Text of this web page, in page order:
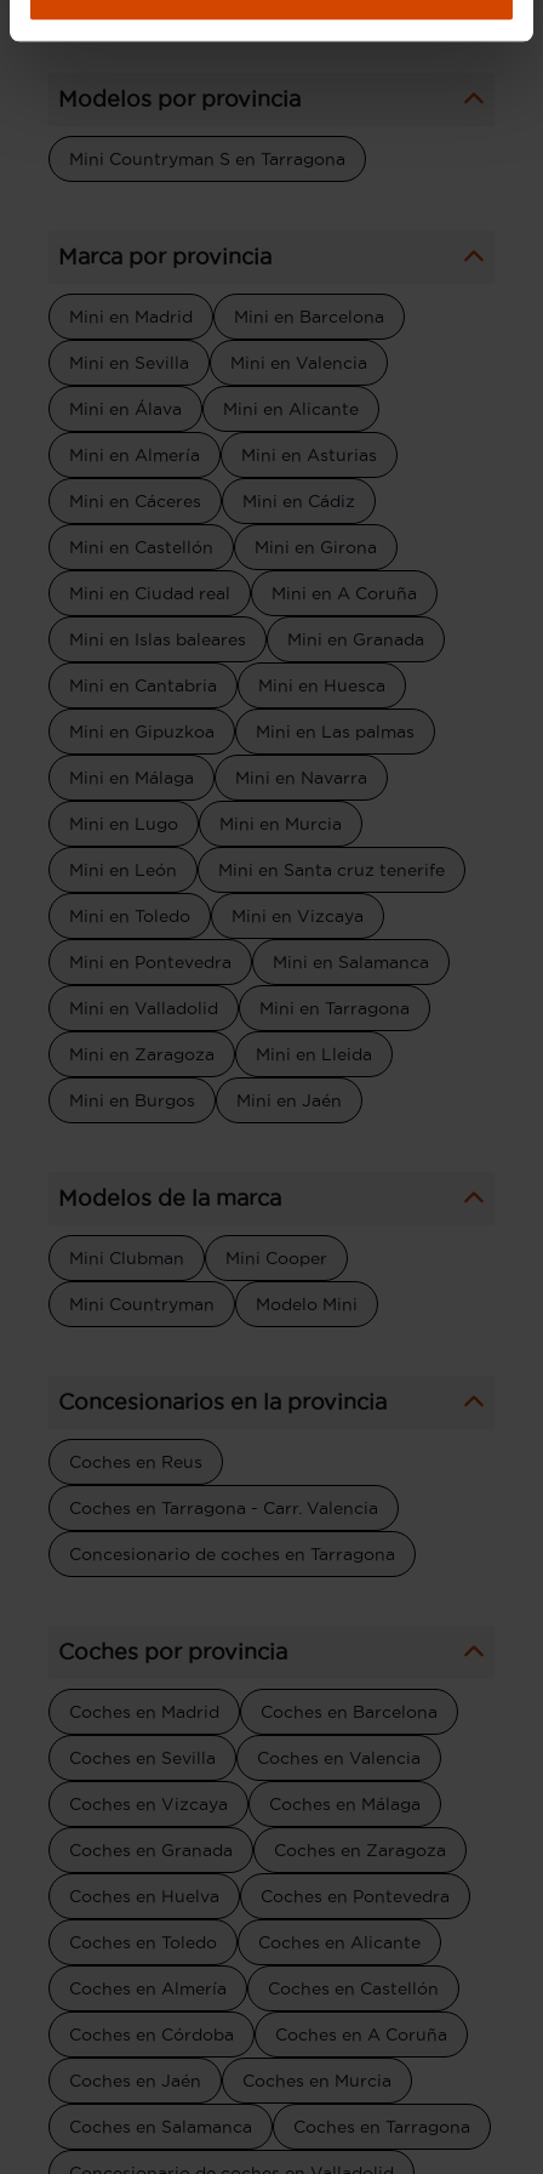
Modelos por provincia
Mini Countryman S en Tarragona
Marca por provincia
Mini en Madrid Mini en Barcelona
Mini en Sevilla Mini en Valencia
Mini en Álava Mini en Alicante
Mini en Almería Mini en Asturias
Mini en Cáceres Mini en Cádiz
Mini en Castellón Mini en Girona
Mini en Ciudad real Mini en A Coruña
Mini en Islas baleares Mini en Granada
Mini en Cantabria Mini en Huesca
Mini en Gipuzkoa Mini en Las palmas
Mini en Málaga Mini en Navarra
Mini en Lugo Mini en Murcia
Mini en León Mini en Santa cruz tenerife
Mini en Toledo Mini en Vizcaya
Mini en Pontevedra Mini en Salamanca
Mini en Valladolid Mini en Tarragona
Mini en Zaragoza Mini en Lleida
Mini en Burgos Mini en Jaén
Modelos de la marca
Mini Clubman Mini Cooper
Mini Countryman Modelo Mini
Concesionarios en la provincia
Coches en Reus
Coches en Tarragona - Carr. Valencia
Concesionario de coches en Tarragona
Coches por provincia
Coches en Madrid Coches en Barcelona
Coches en Sevilla Coches en Valencia
Coches en Vizcaya Coches en Málaga
Coches en Granada Coches en Zaragoza
Coches en Huelva Coches en Pontevedra
Coches en Toledo Coches en Alicante
Coches en Almería Coches en Castellón
Coches en Córdoba Coches en A Coruña
Coches en Jaén Coches en Murcia
Coches en Salamanca Coches en Tarragona